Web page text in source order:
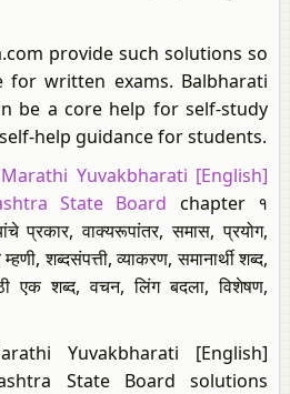
provide such solutions so
for written exams. Balbharati
be a core help for self-study
help guidance for students.
Marathi Yuvakbharati [English]
State Board chapter १
प्रकार, वाक्यरूपांतर, समास, प्रयोग,
शब्दसंपत्ती, व्याकरण, समानार्थी शब्द,
एक शब्द, वचन, लिंग बदला, विशेषण,
Yuvakbharati [English]
State Board solutions